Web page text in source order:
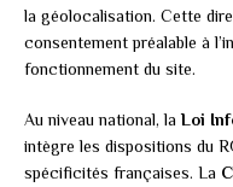
la géolocalisation. Cette
consentement préalable à
fonctionnement du site.
Au niveau national, laLoi
intègre les dispositions du
spécificités françaises. La